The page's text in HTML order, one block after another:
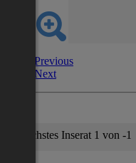
Previous
Next
Nächstes Inserat 1 von -1